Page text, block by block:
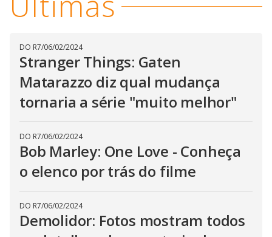
DO R7/06/02/2024
Stranger Things: Gaten
Matarazzo diz qual mudança
tornaria a série "muito melhor"
DO R7/06/02/2024
Bob Marley: One Love - Conheça
o elenco por trás do filme
DO R7/06/02/2024
Demolidor: Fotos mostram todos